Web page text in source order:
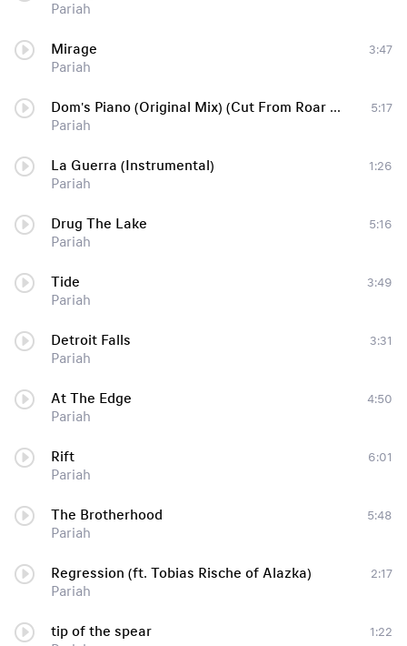
Pariah
Mirage
Pariah
3:47
Dom's Piano (Original Mix) (Cut From Roar Set) «ш» http://enigmat.webhop.net «ш»
Pariah
5:17
La Guerra (Instrumental)
Pariah
1:26
Drug The Lake
Pariah
5:16
Tide
Pariah
3:49
Detroit Falls
Pariah
3:31
At The Edge
Pariah
4:50
Rift
Pariah
6:01
The Brotherhood
Pariah
5:48
Regression (ft. Tobias Rische of Alazka)
Pariah
2:17
tip of the spear
1:22